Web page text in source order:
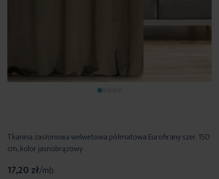
Tkanina zasłonowa welwetowa półmatowa Eurofirany szer. 150
cm, kolor jasnobrązowy
17,20 zł/mb